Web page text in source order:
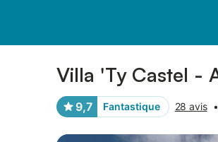
Villa 'Ty Castel -
9,7 Fantastique 28 avis •